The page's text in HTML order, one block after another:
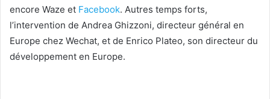
encore Waze et Facebook. Autres temps forts,
l’intervention de Andrea Ghizzoni, directeur général en
Europe chez Wechat, et de Enrico Plateo, son directeur du
développement en Europe.